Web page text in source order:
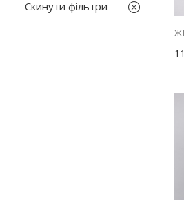
M
білий
Скинути фільтри